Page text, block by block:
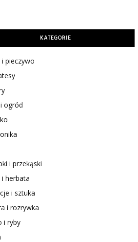
KATEGORIE
i pieczywo
ogród
i przekąski
i herbata
i sztuka
i rozrywka
i ryby